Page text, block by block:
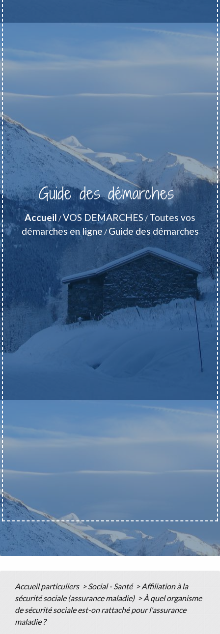
Guide des démarches
Accueil /VOS DEMARCHES / Toutes vos
démarches en ligne / Guide des démarches
Accueil particuliers > Social - Santé > Affiliation à la
sécurité sociale (assurance maladie) > À quel organisme
de sécurité sociale est-on rattaché pour l'assurance
maladie ?